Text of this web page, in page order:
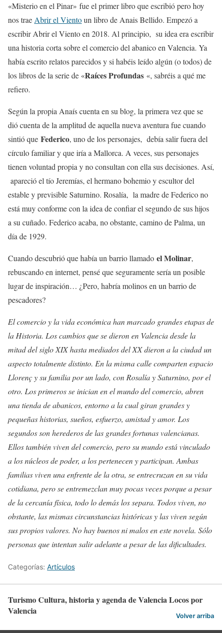
«Misterio en el Pinar» fue el primer libro que escribió pero hoy
nos trae Abrir el Vientoun libro de Anais Bellido. Empezó a
escribir Abrir el Viento en 2018. Al principio, su idea era escribir
una historia corta sobre el comercio del abanico en Valencia. Ya
había escrito relatos parecidos y si habéis leído algún (o todos) de
los libros de la serie de «Raíces Profundas «, sabréis a qué me
refiero.
Según la propia Anaís cuenta en su blog, la primera vez que se
dió cuenta de la amplitud de aquella nueva aventura fue cuando
sintió que Federico, uno de los personajes, debía salir fuera del
círculo familiar y que iría a Mallorca. A veces, sus personajes
tienen voluntad propia y no consultan con ella sus decisiones. Así,
apareció el tío Jeremías, el hermano bohemio y escultor del
estable y previsible Saturnino. Rosalía, la madre de Federico no
está muy conforme con la idea de confiar el segundo de sus hijos
a su cuñado. Federico acaba, no obstante, camino de Palma, un
día de 1929.
Cuando descubrió que había un barrio llamado el Molinar,
rebuscando en internet, pensé que seguramente sería un posible
lugar de inspiración… ¿Pero, habría molinos en un barrio de
pescadores?
El comercio y la vida económica han marcado grandes etapas de
la Historia. Los cambios que se dieron en Valencia desde la
mitad del siglo XIX hasta mediados del XX dieron a la ciudad un
aspecto totalmente distinto. En la misma calle comparten espacio
Llorenç y su familia por un lado, con Rosalía y Saturnino, por el
otro. Los primeros se inician en el mundo del comercio, abren
una tienda de abanicos, entorno a la cual giran grandes y
pequeñas historias, sueños, esfuerzo, amistad y amor. Los
segundos son herederos de las grandes fortunas valencianas.
Ellos también viven del comercio, pero su mundo está vinculado
a los núcleos de poder, a los pertenecen y participan. Ambas
familias viven una enfrente de la otra, se entrecruzan en su vida
cotidiana, pero se entremezclan muy pocas veces porque a pesar
de la cercanía física, todo lo demás los separa. Todos viven, no
obstante, las mismas circunstancias históricas y las viven según
sus propios valores. No hay buenos ni malos en este novela. Sólo
personas que intentan salir adelante a pesar de las dificultades.
Categorías: Artículos
Turismo Cultura, historia y agenda de Valencia Locos por
Valencia
Volver arriba